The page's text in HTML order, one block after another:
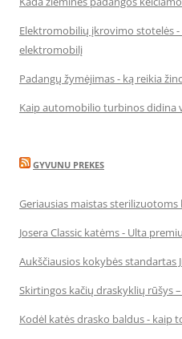
Elektromobilių įkrovimo stotelės
elektromobilį
Padangų žymėjimas - ką reikia
Kaip automobilio turbinos didina
GYVUNU PREKES
Geriausias maistas sterilizuotoms
Josera Classic katėms - Ulta
Aukščiausios kokybės standartas
Skirtingos kačių draskyklių rūšys
Kodėl katės drasko baldus - kaip